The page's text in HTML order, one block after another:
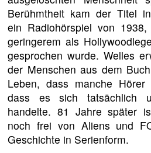
Berühmtheit kam der Titel
ein Radiohörspiel von
geringerem als
gesprochen wurde. Welles
der Menschen aus dem
Leben, dass manche Hörer
dass es sich tatsächlich
handelte. 81 Jahre später
noch frei von Aliens und
Geschichte in Serienform.